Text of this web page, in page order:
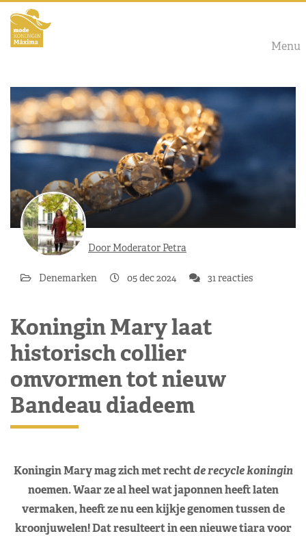
Menu
Door Moderator Petra
Denemarken 05 dec 2024 31 reacties
Koningin Mary laat
historisch collier
omvormen tot nieuw
Bandeau diadeem
Koningin Mary mag zich met rechtde recycle koningin
noemen. Waar ze al heel wat japonnen heeft laten
vermaken, heeft ze nu een kijkje genomen tussen de
kroonjuwelen! Dat resulteert in een nieuwe tiara voor